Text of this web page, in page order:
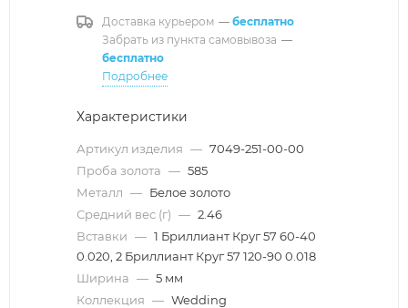
Доставка курьером — бесплатно
Забрать из пункта самовывоза —
бесплатно
Подробнее
Характеристики
Артикул изделия — 7049-251-00-00
Проба золота — 585
Металл — Белое золото
Средний вес (г) — 2.46
Вставки — 1 Бриллиант Круг 57 60-40
0.020, 2 Бриллиант Круг 57 120-90 0.018
Ширина — 5 мм
Коллекция — Wedding